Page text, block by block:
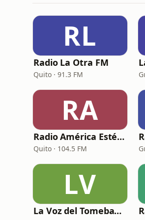
RL
Radio La Otra FM
Quito · 91.3 FM
RA
Radio América Estéreo
Quito · 104.5 FM
LV
La Voz del Tomebamba